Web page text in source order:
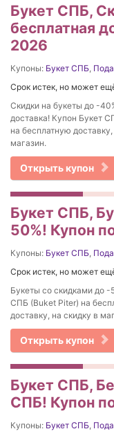
Букет СПБ,
бесплатная
2026
Купоны: Букет СПБ,
Срок истек, но может
Скидки на букеты до -
доставка! Купон Букет
на бесплатную доставку,
магазин.
Открыть купон
Букет СПБ,
50%! Купон
Купоны: Букет СПБ,
Срок истек, но может
Букеты со скидками до -
СПБ (Buket Piter) на
доставку, на скидку в
Открыть купон
Букет СПБ,
СПБ! Купон
Купоны: Букет СПБ,